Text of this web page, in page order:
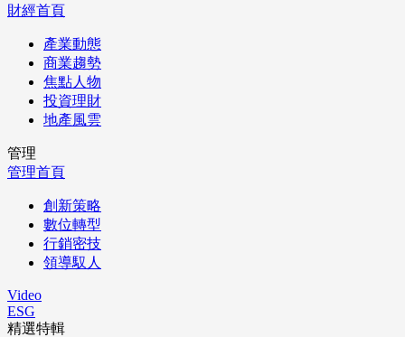
財經首頁
產業動態
商業趨勢
焦點人物
投資理財
地產風雲
管理
管理首頁
創新策略
數位轉型
行銷密技
領導馭人
Video
ESG
精選特輯